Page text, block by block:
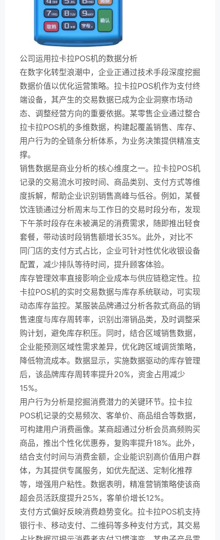
公司运用拉卡拉POS机的数据分析
在数字化转型浪潮中，企业正通过技术手段深度挖掘
数据价值以优化运营策略。拉卡拉POS机作为支付终
端设备，其产生的交易数据已成为企业洞察市场动
态、调整经营方向的重要依据。某零售企业通过整合
拉卡拉POS机的多维数据，构建起覆盖销售、库存、
用户行为的全链条分析体系，为业务决策提供精准支
撑。
销售数据是商业分析的核心维度之一。拉卡拉POS机
记录的交易流水可按时间、商品类别、支付方式等维
度拆解，帮助企业识别销售高峰与低谷。例如，某餐
饮连锁通过分析周末与工作日的交易时段分布，发现
下午茶时段存在未被满足的消费需求，随即推出轻食
套餐，带动该时段销售额增长35%。此外，对比不
同门店的支付方式占比，企业可针对性优化收银设备
配置，减少排队等待时间，提升顾客体验。
库存管理效率直接影响企业成本与供应链稳定性。拉
卡拉POS机的实时交易数据与库存系统联动，可实现
动态库存监控。某服装品牌通过分析各款式商品的销
售速度与库存周转率，识别出滞销品类，及时调整采
购计划，避免库存积压。同时，结合区域销售数据，
企业能预测区域性需求差异，优化跨区域调货策略，
降低物流成本。数据显示，实施数据驱动的库存管理
后，该品牌库存周转率提升20%，资金占用减少
15%。
用户行为分析是挖掘消费潜力的关键环节。拉卡拉
POS机记录的交易频次、客单价、商品组合等数据，
可构建用户消费画像。某商超通过分析会员高频购买
商品，推出个性化优惠券，复购率提升18%。此外，
结合支付时间与消费金额，企业能识别高价值用户群
体，为其提供专属服务，如优先配送、定制化推荐
等，增强用户粘性。数据表明，精准营销策略使该商
超会员活跃度提升25%，客单价增长12%。
支付方式偏好反映消费趋势变化。拉卡拉POS机支持
银行卡、移动支付、二维码等多种支付方式，其交易